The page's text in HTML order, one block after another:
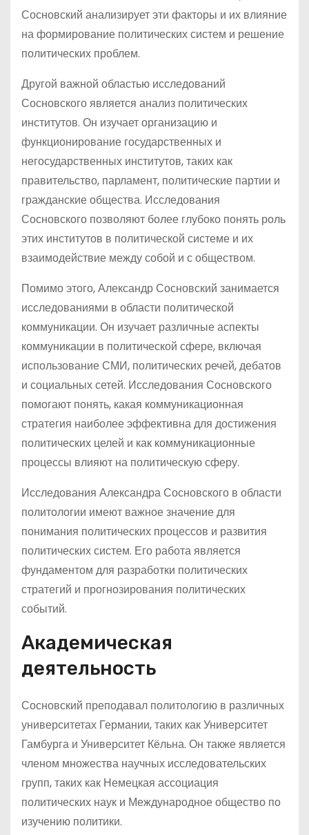
Сосновский анализирует эти факторы и их влияние
на формирование политических систем и решение
политических проблем.
Другой важной областью исследований
Сосновского является анализ политических
институтов. Он изучает организацию и
функционирование государственных и
негосударственных институтов, таких как
правительство, парламент, политические партии и
гражданские общества. Исследования
Сосновского позволяют более глубоко понять роль
этих институтов в политической системе и их
взаимодействие между собой и с обществом.
Помимо этого, Александр Сосновский занимается
исследованиями в области политической
коммуникации. Он изучает различные аспекты
коммуникации в политической сфере, включая
использование СМИ, политических речей, дебатов
и социальных сетей. Исследования Сосновского
помогают понять, какая коммуникационная
стратегия наиболее эффективна для достижения
политических целей и как коммуникационные
процессы влияют на политическую сферу.
Исследования Александра Сосновского в области
политологии имеют важное значение для
понимания политических процессов и развития
политических систем. Его работа является
фундаментом для разработки политических
стратегий и прогнозирования политических
событий.
Академическая
деятельность
Сосновский преподавал политологию в различных
университетах Германии, таких как Университет
Гамбурга и Университет Кёльна. Он также является
членом множества научных исследовательских
групп, таких как Немецкая ассоциация
политических наук и Международное общество по
изучению политики.